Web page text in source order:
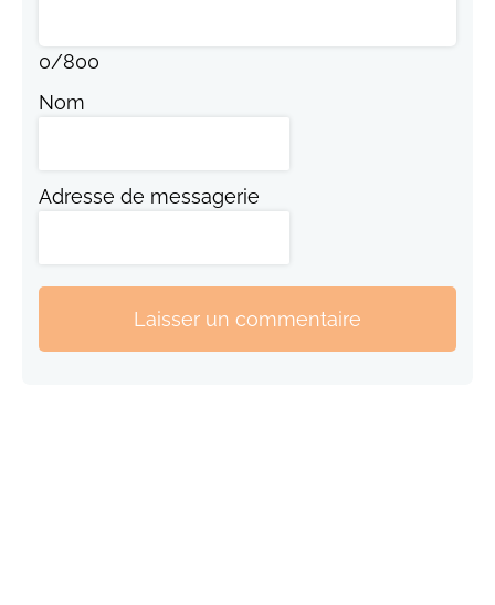
0/800
Nom
Adresse de messagerie
Laisser un commentaire